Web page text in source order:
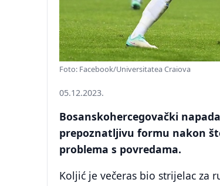
Foto: Facebook/Universitatea Craiova
05.12.2023.
Bosanskohercegovački
prepoznatljivu formu nakon
problema s povredama.
Koljić je večeras bio strijelac za